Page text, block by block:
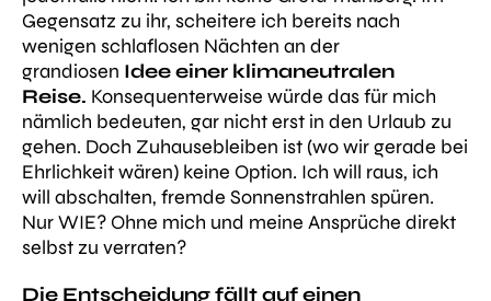
Gegensatz zu ihr, scheitere ich bereits nach
wenigen schlaflosen Nächten an der
grandiosen Idee einer klimaneutralen
Reise. Konsequenterweise würde das für mich
nämlich bedeuten, gar nicht erst in den Urlaub zu
gehen. Doch Zuhausebleiben ist (wo wir gerade bei
Ehrlichkeit wären) keine Option. Ich will raus, ich
will abschalten, fremde Sonnenstrahlen spüren.
Nur WIE? Ohne mich und meine Ansprüche direkt
selbst zu verraten?
Die Entscheidung fällt auf einen